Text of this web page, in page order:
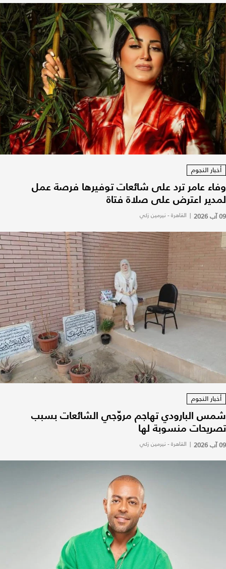
أخبار النجوم
وفاء عامر ترد على شائعات توفيرها فرصة عمل
لمدير اعترض على صلاة فتاة
09 آب 2026 | القاهرة - نيرمين زكي
أخبار النجوم
شمس البارودي تهاجم مروّجي الشائعات بسبب
تصريحات منسوبة لها
09 آب 2026 | القاهرة - نيرمين زكي